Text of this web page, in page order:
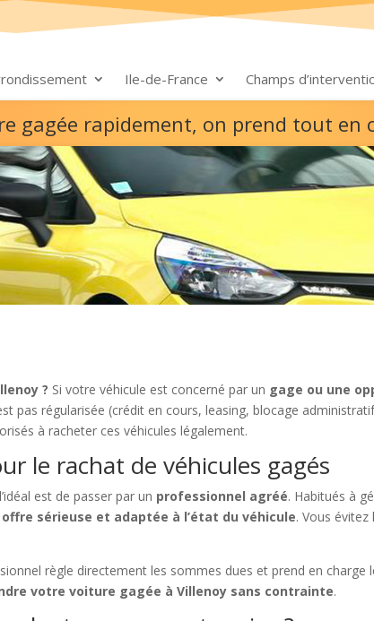
Ile-de-France Champs
gagée rapidement, on prend tout en
? Si votre véhicule est concerné par un gage ou une
pas régularisée (crédit en cours, leasing, blocage
à racheter ces véhicules légalement.
le rachat de véhicules gagés
est de passer par un professionnel agréé. Habitués à
offre sérieuse et adaptée à l’état du véhicule. Vous
règle directement les sommes dues et prend en charge
votre voiture gagée à Villenoy sans contrainte.